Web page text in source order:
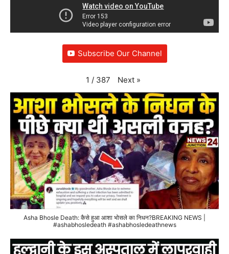
Subscribe Our Channel
1 / 387 Next »
Asha Bhosle Death: कैसे हुआ आशा भोसले का निधन?BREAKING NEWS |
#ashabhosledeath #ashabhosledeathnews